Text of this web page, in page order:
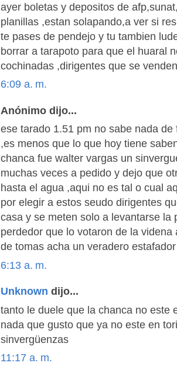
ayer boletas y depositos de
planillas ,estan solapando,a ver si
te pases de pendejo y tu tambien
borrar a tarapoto para que el huaral
cochinadas ,dirigentes que se
6:09 a. m.
Anónimo dijo...
ese tarado 1.51 pm no sabe nada
,es menos que lo que hoy tiene
chanca fue walter vargas un
muchas veces a pedido y dejo que
hasta el agua ,aqui no es tal o cual
por elegir a estos seudo dirigentes
casa y se meten solo a levantarse la
perdedor que lo votaron de la
de tomas acha un veradero estafador
6:13 a. m.
Unknown dijo...
tanto le duele que la chanca no este
nada que gusto que ya no este en
sinvergüenzas
11:17 a. m.